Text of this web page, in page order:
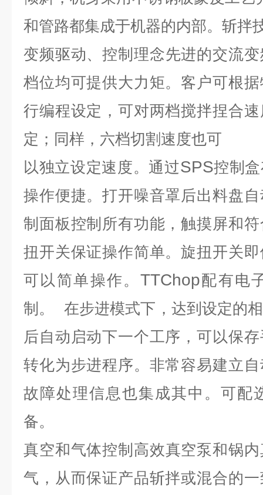
和管路都集成于机器的内部。斩拌
变频驱动、控制理念先进的交流
档位均可提供大力矩。客户可根
行编程设定，可对两档搅拌捏合
定；同样，六档切割速度也可
以独立设定速度。通过SPS控制
操作便捷。打开噪音罩后出料盘
制面板控制所有功能，触摸屏和
扭开关保证操作简单。旋扭开关
可以简单操作。 TTChop配有电
制。
在步进模式下，达到设定的
后自动启动下一个工序，可以保
转化为步进程序。非常容易建立
故障处理信息也集成其中。可配
备。
真空和气体控制 高效真空泵和锅
气，从而保证产品斩拌或混合的